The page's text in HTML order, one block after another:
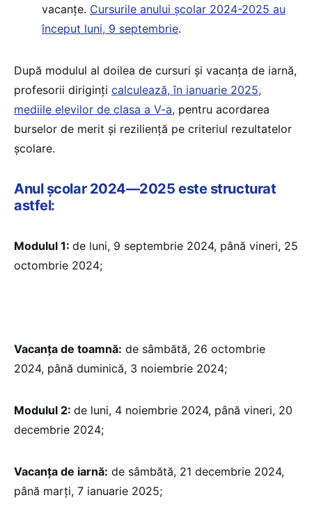
vacanțe. Cursurile anului școlar 2024-2025 au
început luni, 9 septembrie.
După modulul al doilea de cursuri și vacanța de iarnă,
profesorii diriginți calculează, în ianuarie 2025,
mediile elevilor de clasa a V-a, pentru acordarea
burselor de merit și reziliență pe criteriul rezultatelor
școlare.
Anul școlar 2024—2025 este structurat
astfel:
Modulul 1: de luni, 9 septembrie 2024, până vineri, 25
octombrie 2024;
Vacanța de toamnă: de sâmbătă, 26 octombrie
2024, până duminică, 3 noiembrie 2024;
Modulul 2: de luni, 4 noiembrie 2024, până vineri, 20
decembrie 2024;
Vacanța de iarnă: de sâmbătă, 21 decembrie 2024,
până marți, 7 ianuarie 2025;